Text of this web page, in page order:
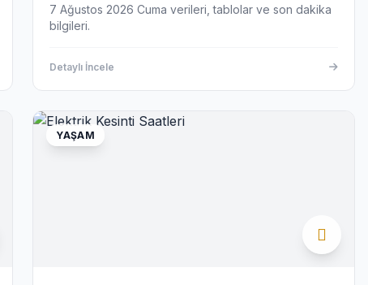
7 Ağustos 2026 Cuma verileri, tablolar ve son dakika
bilgileri.
Detaylı İncele
YAŞAM